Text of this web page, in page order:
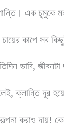
এক চুমুকে
কাপে সব
ভাবি,
ক্লান্তি দূর
করাও দায়!